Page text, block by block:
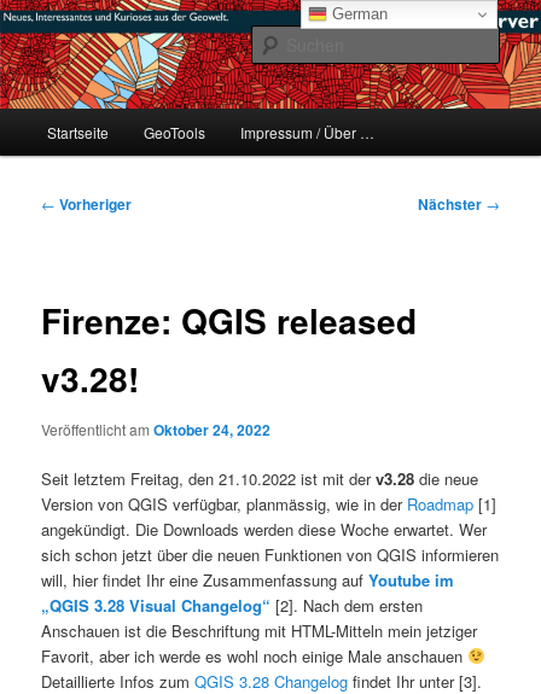
Zum
primären
Inhalt
springen#geoObserver
mikeE's GeoBlog
Startseite GeoTools Impressum / Über …
Beitragsnavigation
← Vorheriger Nächster →
Firenze: QGIS released
v3.28!
Veröffentlicht amOktober 24, 2022
Seit letztem Freitag, den 21.10.2022 ist mit derv3.28 die neue
Version von QGIS verfügbar, planmässig, wie in der Roadmap [1]
angekündigt. Die Downloads werden diese Woche erwartet. Wer
sich schon jetzt über die neuen Funktionen von QGIS informieren
will, hier findet Ihr eine Zusammenfassung aufYoutube im
„QGIS 3.28 Visual Changelog“ [2]. Nach dem ersten
Anschauen ist die Beschriftung mit HTML-Mitteln mein jetziger
Favorit, aber ich werde es wohl noch einige Male anschauen
Detaillierte Infos zumQGIS 3.28 Changelog findet Ihr unter [3].
German